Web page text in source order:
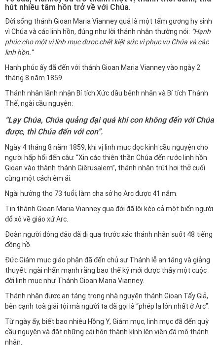
hút nhiều tâm hồn trở về với Chúa.
Đời sống thánh Gioan Maria Vianney quả là một tấm gương hy sinh
vì Chúa và các linh hồn, đúng như lời thánh nhân thường nói: “Hạnh
phúc cho một vị linh mục được chết kiệt sức vì phục vụ Chúa và các
linh hồn.”
Hạnh phúc ấy đã đến với thánh Gioan Maria Vianney vào ngày 2
tháng 8 năm 1859.
Thánh nhân lãnh nhận Bí tích Xức dầu bệnh nhân và Bí tích Thánh
Thể, ngài cầu nguyện:
“Lạy Chúa, Chúa quảng đại quá khi con không đến với Chúa
được, thì Chúa đến với con”.
Ngày 4 tháng 8 năm 1859, khi vị linh mục đọc kinh cầu nguyện cho
người hấp hối đến câu: “Xin các thiên thần Chúa đến rước linh hồn
Gioan vào thành thánh Giêrusalem”, thánh nhân trút hơi thở cuối
cùng một cách êm ái.
Ngài hưởng thọ 73 tuổi; làm cha sở họ Arc được 41 năm.
Tin thánh Gioan Maria Vianney qua đời đã lôi kéo cả một biển người
đổ xô về giáo xứ Arc.
Đoàn người đông đảo đã đi qua trước xác thánh nhân suốt 48 tiếng
đồng hồ.
Đức Giám mục giáo phận đã đến chủ sự Thánh lễ an táng và giảng
thuyết: ngài nhấn mạnh rằng bao thế kỷ mới được thấy một cuộc
đời linh mục như Thánh Gioan Maria Vianney.
Thánh nhân được an táng trong nhà nguyện thánh Gioan Tẩy Giả,
bên cạnh toà giải tội mà người ta đã gọi là “phép lạ lớn nhất ở Arc”.
Từ ngày ấy, biết bao nhiêu Hồng Y, Giám mục, linh mục đã đến quỳ
cầu nguyện và đặt những cái hôn thành kính lên viên đá mộ thánh
nhân.